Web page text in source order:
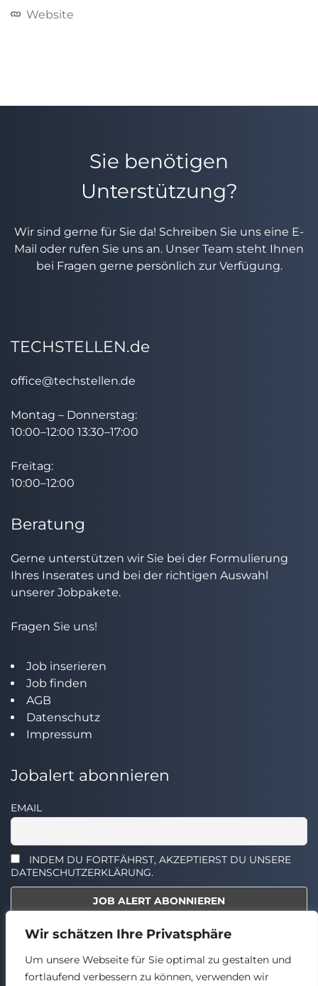
Wir schätzen Ihre Privatsphäre
Um unsere Webseite für Sie optimal zu gestalten und
fortlaufend verbessern zu können, verwenden wir
Website
Sie benötigen
Unterstützung?
Wir sind gerne für Sie da! Schreiben Sie uns eine E-
Mail oder rufen Sie uns an. Unser Team steht Ihnen
bei Fragen gerne persönlich zur Verfügung.
TECHSTELLEN.de
office@techstellen.de
Montag – Donnerstag:
10:00–12:00 13:30–17:00
Freitag:
10:00–12:00
Beratung
Gerne unterstützen wir Sie bei der Formulierung
Ihres Inserates und bei der richtigen Auswahl
unserer Jobpakete.
Fragen Sie uns!
Job inserieren
Job finden
AGB
Datenschutz
Impressum
Jobalert abonnieren
EMAIL
INDEM DU FORTFÄHRST, AKZEPTIERST DU UNSERE
DATENSCHUTZERKLÄRUNG.
Select the widget you want to show.